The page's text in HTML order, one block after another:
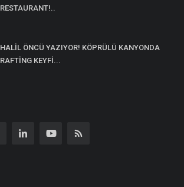
RESTAURANT!..
HALİL ÖNCÜ YAZIYOR! KÖPRÜLÜ KANYONDA
RAFTİNG KEYFİ...